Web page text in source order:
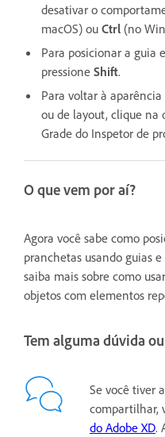
desativar o
macOS) ou Ctrl (no
Para posicionar a guia
pressione Shift.
Para voltar à
ou de layout, clique na
Grade do Inspetor de
O que vem por aí?
Agora você sabe como
pranchetas usando guias
saiba mais sobre como usar
objetos com elementos
Tem alguma dúvida
Se você tiver
compartilhar,
do Adobe XD.